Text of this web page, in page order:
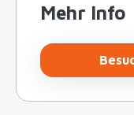
Mehr Info